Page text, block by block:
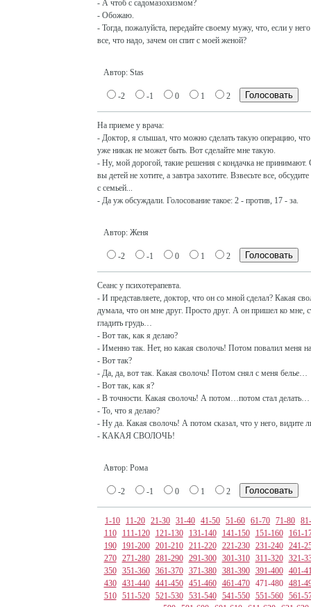
- А чтоб с садомазохизмом?
- Обожаю.
- Тогда, пожалуйста, передайте своему мужу, что, если у
все, что надо, зачем он спит с моей женой?
Автор: Stas
-2 -1 0 1 2
На приеме у врача:
- Доктор, я слышал, что можно сделать такую операцию,
уже никак не может быть. Вот сделайте мне такую.
- Ну, мой дорогой, такие решения с кондачка не принимают.
вы детей не хотите, а завтра захотите. Взвесьте все, обсудите
с семьей...
- Да уж обсуждали. Голосование такое: 2 - против, 17 - за.
Автор: Женя
-2 -1 0 1 2
Сеанс у психотерапевта.
- И представляете, доктор, что он со мной сделал? Какая
думала, что он мне друг. Просто друг. А он пришел ко мне,
гладить грудь…
- Вот так, как я делаю?
- Именно так. Нет, но какая сволочь! Потом повалил меня
- Вот так?
- Да, да, вот так. Какая сволочь! Потом снял с меня белье…
- Вот так, как я?
- В точности. Какая сволочь! А потом…потом стал делать…
- То, что я делаю?
- Ну да. Какая сволочь! А потом сказал, что у него, видите
- КАКАЯ СВОЛОЧЬ!
Автор: Рома
-2 -1 0 1 2
1-10 11-20 21-30 31-40 41-50 51-60 61-70 71-80
110
111-120 121-130 131-140 141-150 151-160
161-
190
191-200 201-210 211-220 221-230 231-240
241-
270
271-280 281-290 291-300 301-310 311-320
321-
350
351-360 361-370 371-380 381-390 391-400
401-
430
431-440 441-450 451-460 461-470 471-480
481-
510
511-520 521-530 531-540 541-550 551-560
561-